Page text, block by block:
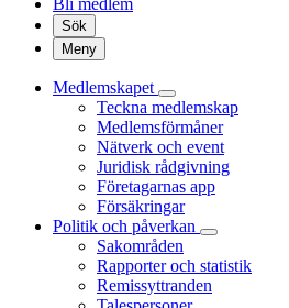
Bli medlem
Sök
Meny
Medlemskapet
Teckna medlemskap
Medlemsförmåner
Nätverk och event
Juridisk rådgivning
Företagarnas app
Försäkringar
Politik och påverkan
Sakområden
Rapporter och statistik
Remissyttranden